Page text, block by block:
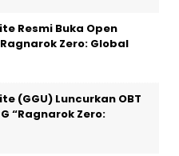
Resmi Buka Open
Zero: Global
(GGU) Luncurkan OBT
“Ragnarok Zero: